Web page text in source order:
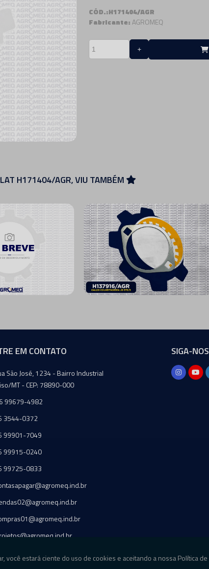
CÓD.:H171404/AGR
Fabricante:AGROMEQ
H171404/AGR, VIU TAMBÉM
EM CONTATO
São José, 1234 - Bairro Industrial
MT - CEP: 78890-000
99679-4982
3544-0372
99901-7049
99915-0240
99725-0833
SIGA-NOS